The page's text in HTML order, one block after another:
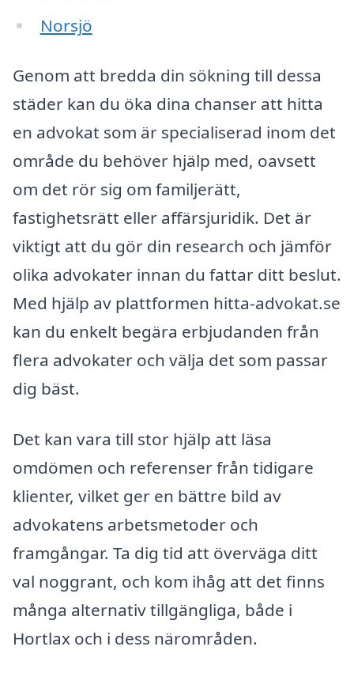
Norsjö
Genom att bredda din sökning till dessa
städer kan du öka dina chanser att hitta
en advokat som är specialiserad inom det
område du behöver hjälp med, oavsett
om det rör sig om familjerätt,
fastighetsrätt eller affärsjuridik. Det är
viktigt att du gör din research och jämför
olika advokater innan du fattar ditt beslut.
Med hjälp av plattformen hitta-advokat.se
kan du enkelt begära erbjudanden från
flera advokater och välja det som passar
dig bäst.
Det kan vara till stor hjälp att läsa
omdömen och referenser från tidigare
klienter, vilket ger en bättre bild av
advokatens arbetsmetoder och
framgångar. Ta dig tid att överväga ditt
val noggrant, och kom ihåg att det finns
många alternativ tillgängliga, både i
Hortlax och i dess närområden.